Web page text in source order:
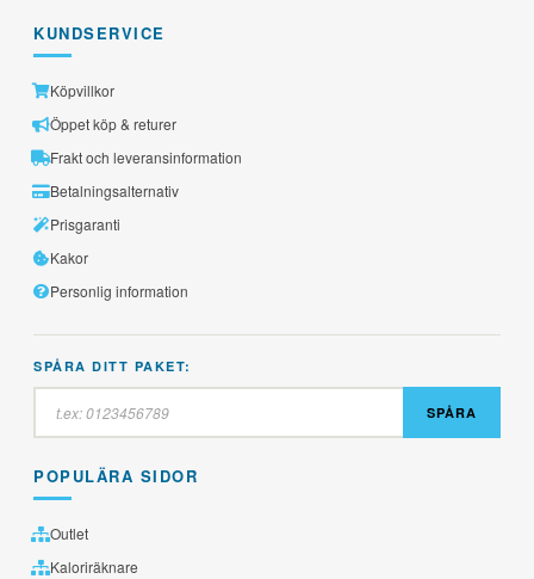
KUNDSERVICE
Köpvillkor
Öppet köp & returer
Frakt och leveransinformation
Betalningsalternativ
Prisgaranti
Kakor
Personlig information
SPÅRA DITT PAKET:
SPÅRA
POPULÄRA SIDOR
Outlet
Kaloriräknare